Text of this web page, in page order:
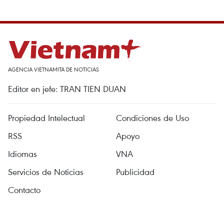
AGENCIA VIETNAMITA DE NOTICIAS
Editor en jefe: TRAN TIEN DUAN
Propiedad Intelectual
Condiciones de Uso
RSS
Apoyo
Idiomas
VNA
Servicios de Noticias
Publicidad
Contacto